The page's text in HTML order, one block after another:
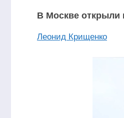
В Москве открыли
Леонид Крищенко